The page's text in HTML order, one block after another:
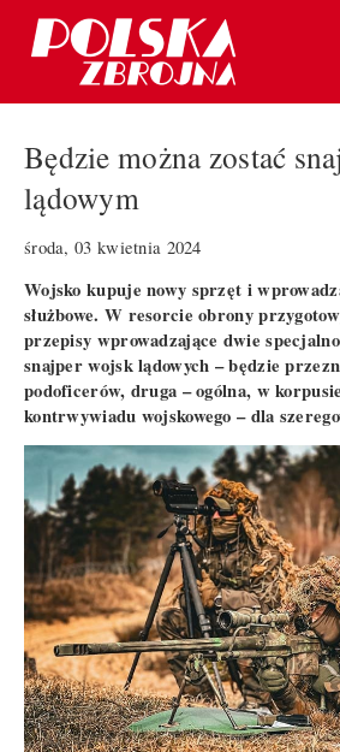
Będzie można zostać
lądowym
środa, 03 kwietnia 2024
Wojsko kupuje nowy sprzęt i
służbowe. W resorcie obrony
przepisy wprowadzające dwie
snajper wojsk lądowych – będzie
podoficerów, druga – ogólna, w
kontrwywiadu wojskowego – dla